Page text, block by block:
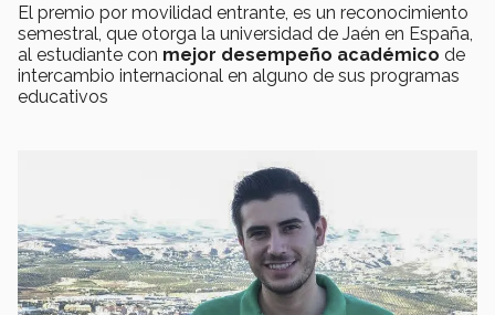
El premio por movilidad entrante, es un reconocimiento
semestral, que otorga la universidad de Jaén en España,
al estudiante con mejor desempeño académico de
intercambio internacional en alguno de sus programas
educativos